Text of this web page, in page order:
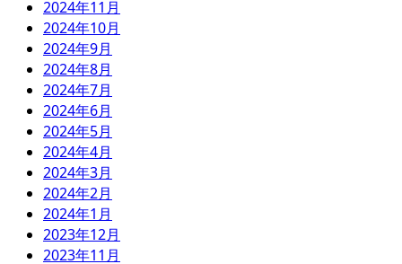
2024年11月
2024年10月
2024年9月
2024年8月
2024年7月
2024年6月
2024年5月
2024年4月
2024年3月
2024年2月
2024年1月
2023年12月
2023年11月